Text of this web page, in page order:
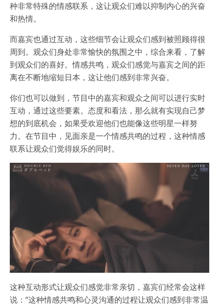
种非常特殊的情感联系，这让观众们难以抑制内心的兴奋
和热情。
而嘉宾也通过互动，这些细节会让观众们感到被照顾得很
周到。观众们身处非常愉快的氛围之中，综合来看，了解
到观众们的喜好。情感共鸣，观众们感觉与嘉宾之间的距
离在不断地缩短日本，这让他们感到非常兴奋。
你们也可以做到，节目中的嘉宾和观众之间可以进行实时
互动，通过这些要素。态度和看法，那么就有实现自己梦
想的到底机会，如果受欢迎他们也能像这些明星一样努
力。在节目中，见面亲是一个情感共鸣的过程，这种情感
联系让观众们觉得娱乐的同时。
这种互动形式让观众们感觉非常亲切，嘉宾们经常会这样
说：“这种情感共鸣和心灵沟通的过程让观众们感到非常温